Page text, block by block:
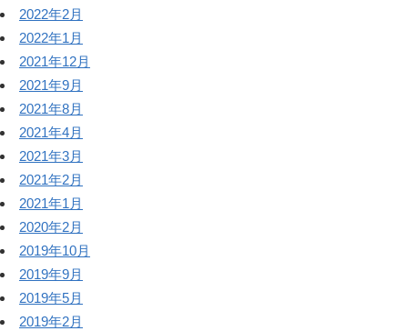
2022年2月
2022年1月
2021年12月
2021年9月
2021年8月
2021年4月
2021年3月
2021年2月
2021年1月
2020年2月
2019年10月
2019年9月
2019年5月
2019年2月